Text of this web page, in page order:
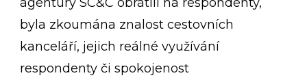
byla zkoumána znalost cestovních
kanceláří, jejich reálné využívání
respondenty či spokojenost